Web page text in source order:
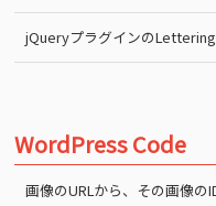
jQueryプラグインの
WordPress Code
画像のURLから、その画像の